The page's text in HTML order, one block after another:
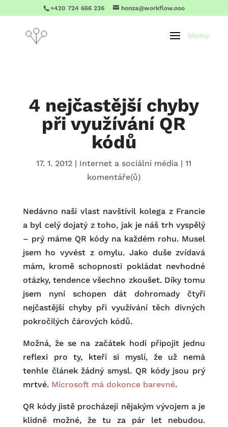
+420 724 666 236 honza@workflow.ooo
4 nejčastější chyby
při využívání QR
kódů
17. 1. 2012 | Internet a sociální média |11
komentáře(ů)
Nedávno naši vlast navštívil kolega z Francie
a byl celý dojatý z toho, jak je náš trh vyspělý
– prý máme QR kódy na každém rohu. Musel
jsem ho vyvést z omylu. Jako duše zvídavá
mám, kromě schopnosti pokládat nevhodné
otázky, tendence všechno zkoušet. Díky tomu
jsem nyní schopen dát dohromady čtyři
nejčastější chyby při využívání těch divných
pokročilých čárových kódů.
Možná, že se na začátek hodí připojit jednu
reflexi pro ty, kteří si myslí, že už nemá
tenhle článek žádný smysl. QR kódy jsou prý
mrtvé. Microsoft má dokonce barevné.
QR kódy jistě procházejí nějakým vývojem a je
klidně možné, že tu za pár let nebudou.